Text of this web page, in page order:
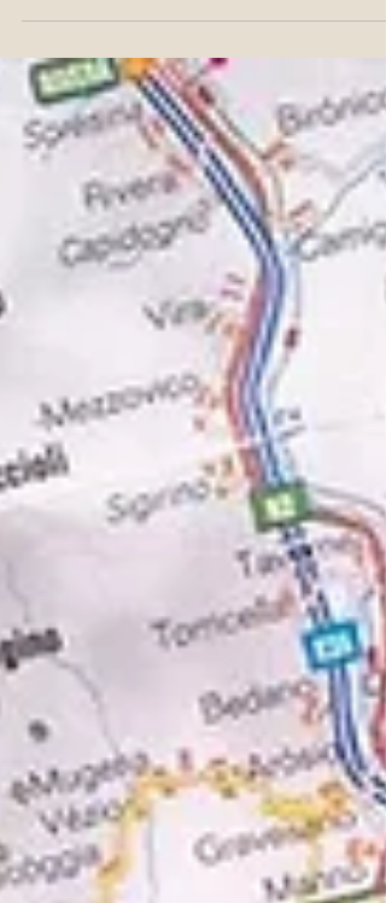
μια κατηγορία Συμβεβλημένων
Νοσοκομείων με την εκάστου εταιρεία και
παρέχουν στον ασφαλισμένο...